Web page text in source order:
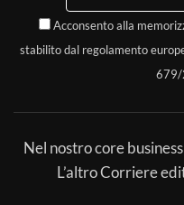
Acconsento alla
stabilito dal regolamento
679/
Nel nostro core
L’altro Corriere